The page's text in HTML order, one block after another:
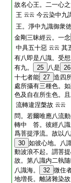
故名心王。二一心
王 云云 今云染中九
王。淨中九識御衆
金剛三昧經云。一念
中具五十惡 云云 其
有八即是八識。受
有九。
25 八是 26
十七者能 27 造四
處所攝有三種色。
色及自在所生色。
流轉違涅槃故 云云
問。若爾唯應八流
轉中 答。彼經八識
爲菩提淨流。故以
30 如彼心地。八
動波浪不起。謂菩
故。第八識内二執
八識海。
32 微住
地増長。離諸雜染